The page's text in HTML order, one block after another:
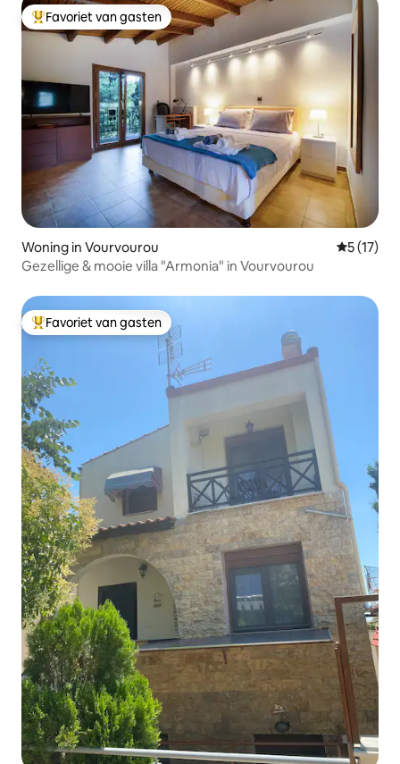
Topfavoriet van gasten
Favoriet van gasten
Woning in Vourvourou
5 (17)
Gezellige & mooie villa "Armonia" in Vourvourou
Topfavoriet van gasten
Favoriet van gasten